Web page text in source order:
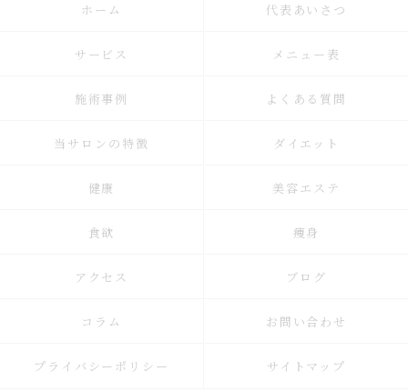
ホーム 代表あいさつ
サービス メニュー表
施術事例 よくある質問
当サロンの特徴 ダイエット
健康 美容エステ
食欲 痩身
アクセス ブログ
コラム お問い合わせ
プライバシーポリシー サイトマップ